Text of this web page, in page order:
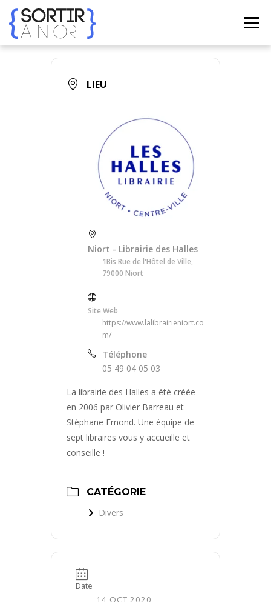
contenu
Menu
LIEU
Niort - Librairie des Halles
1Bis Rue de l'Hôtel de Ville,
79000 Niort
Site Web
https://www.lalibrairieniort.co
m/
Téléphone
05 49 04 05 03
La librairie des Halles a été créée
en 2006 par Olivier Barreau et
Stéphane Emond. Une équipe de
sept libraires vous y accueille et
conseille !
CATÉGORIE
Divers
Date
14 OCT 2020